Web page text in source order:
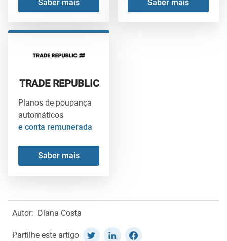
Saber mais Saber mais
TRADE REPUBLIC
Planos de poupança
automáticos
e conta remunerada
Saber mais
Autor: Diana Costa
Partilhe este artigo